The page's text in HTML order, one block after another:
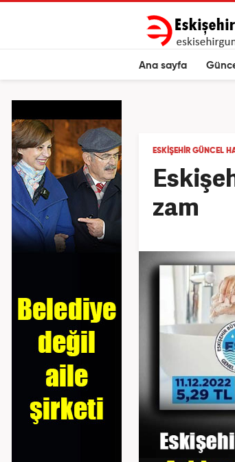
Ana sayfa
ESKIŞEHIR GÜNCEL
zam